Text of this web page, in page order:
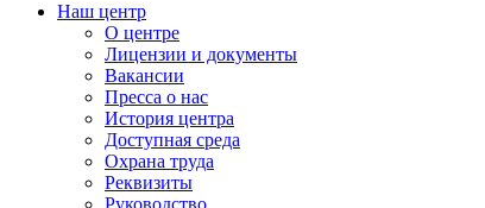
Наш центр
О центре
Лицензии и документы
Вакансии
Пресса о нас
История центра
Доступная среда
Охрана труда
Реквизиты
Руководство